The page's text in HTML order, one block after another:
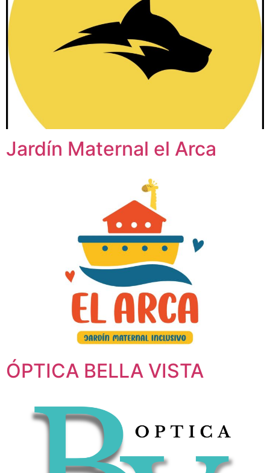
Jardín Maternal el Arca
ÓPTICA BELLA VISTA